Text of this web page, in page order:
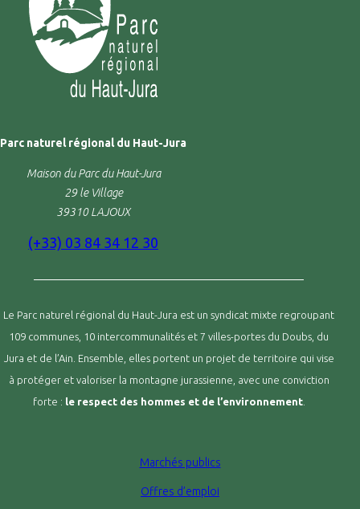
Parc naturel régional du Haut-Jura
Maison du Parc du Haut-Jura
29 le Village
39310 LAJOUX
(+33) 03 84 34 12 30
Le Parc naturel régional du Haut-Jura est un syndicat mixte regroupant
109 communes, 10 intercommunalités et 7 villes-portes du Doubs, du
Jura et de l’Ain. Ensemble, elles portent un projet de territoire qui vise
à protéger et valoriser la montagne jurassienne, avec une conviction
forte : le respect des hommes et de l’environnement.
Marchés publics
Offres d’emploi